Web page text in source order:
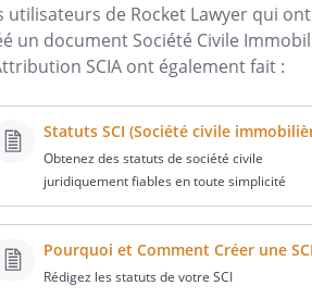
utilisateurs de Rocket Lawyer qui ont
un document Société Civile
SCIA ont également fait :
Statuts SCI (Société civile
Obtenez des statuts de société civile
juridiquement fiables en toute simplicité
Pourquoi et Comment Créer une
Rédigez les statuts de votre SCI